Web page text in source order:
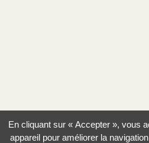
En cliquant sur « Accepter », vous
appareil pour améliorer la